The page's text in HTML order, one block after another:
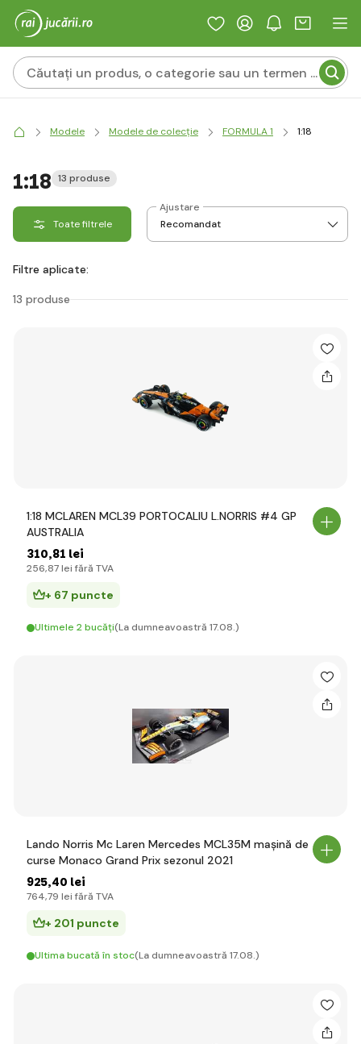
Modele Modele de colecție FORMULA 1 1:18
1:18 13 produse
Toate filtrele
Ajustare
Filtre aplicate:
13 produse
1:18 MCLAREN MCL39 PORTOCALIU L.NORRIS #4 GP
AUSTRALIA
310,81 lei
256,87 lei fără TVA
+ 67 puncte
Ultimele 2 bucăți(La dumneavoastră 17.08.)
Lando Norris Mc Laren Mercedes MCL35M mașină de
curse Monaco Grand Prix sezonul 2021
925,40 lei
764,79 lei fără TVA
+ 201 puncte
Ultima bucată în stoc(La dumneavoastră 17.08.)